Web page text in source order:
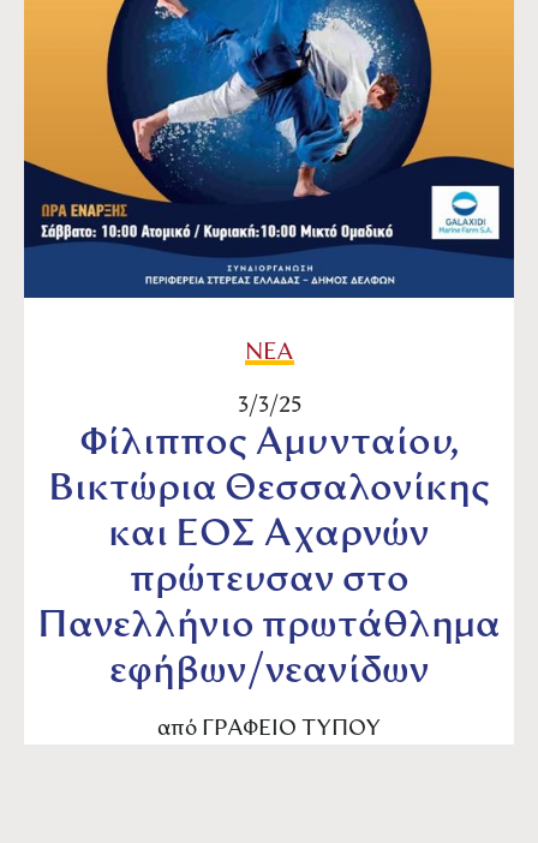
ΝΕΑ
3/3/25
Φίλιππος Αμυνταίου,
Βικτώρια Θεσσαλονίκης
και ΕΟΣ Αχαρνών
πρώτευσαν στο
Πανελλήνιο πρωτάθλημα
εφήβων/νεανίδων
από ΓΡΑΦΕΙΟ ΤΥΠΟΥ